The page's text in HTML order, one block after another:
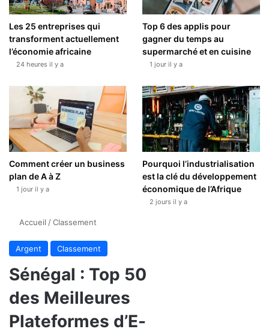
Les 25 entreprises qui
transforment actuellement
l’économie africaine
24 heures il y a
Top 6 des applis pour
gagner du temps au
supermarché et en cuisine
1 jour il y a
Comment créer un business
plan de A à Z
1 jour il y a
Pourquoi l’industrialisation
est la clé du développement
économique de l’Afrique
2 jours il y a